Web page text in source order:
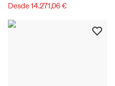
Desde 14.271,06 €